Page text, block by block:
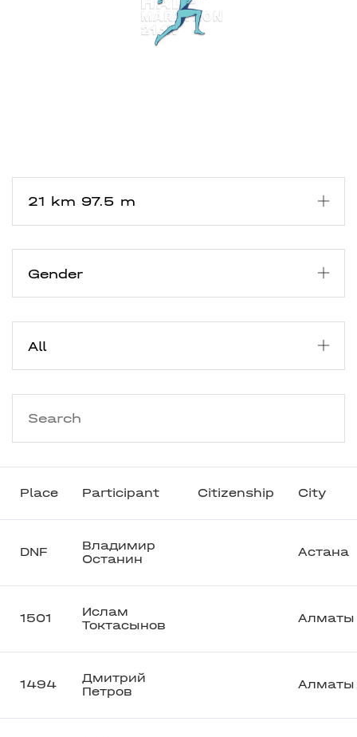
Place Participant Citizenship City
DNF
Владимир
Останин
Астана
1501
Ислам
Токтасынов
Алматы
1494
Дмитрий
Петров
Алматы